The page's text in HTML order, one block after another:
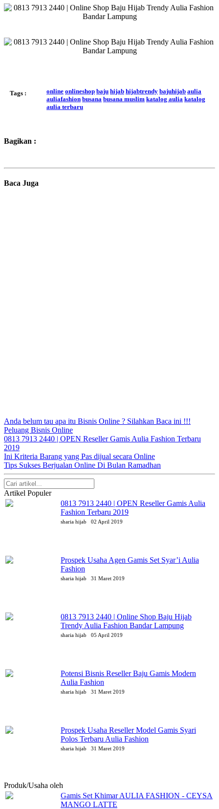
Tags : online onlineshop baju hijab hijabtrendy bajuhijab aulia
auliafashion busana busana muslim katalog aulia katalog
aulia terbaru
Bagikan :
Baca Juga
Anda belum tau apa itu Bisnis Online ? Silahkan Baca ini !!!
Peluang Bisnis Online
0813 7913 2440 | OPEN Reseller Gamis Aulia Fashion Terbaru
2019
Ini Kriteria Barang yang Pas dijual secara Online
Tips Sukses Berjualan Online Di Bulan Ramadhan
Artikel Populer
0813 7913 2440 | OPEN Reseller Gamis Aulia
Fashion Terbaru 2019
sharia hijab 02 April 2019
Prospek Usaha Agen Gamis Set Syar’i Aulia
Fashion
sharia hijab 31 Maret 2019
0813 7913 2440 | Online Shop Baju Hijab
Trendy Aulia Fashion Bandar Lampung
sharia hijab 05 April 2019
Potensi Bisnis Reseller Baju Gamis Modern
Aulia Fashion
sharia hijab 31 Maret 2019
Prospek Usaha Reseller Model Gamis Syari
Polos Terbaru Aulia Fashion
sharia hijab 31 Maret 2019
Produk/Usaha oleh
Gamis Set Khimar AULIA FASHION - CEYSA
MANGO LATTE